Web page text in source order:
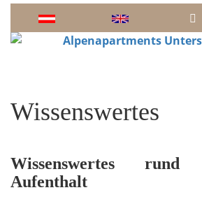
Wissenswertes
Wissenswertes
Aufenthalt